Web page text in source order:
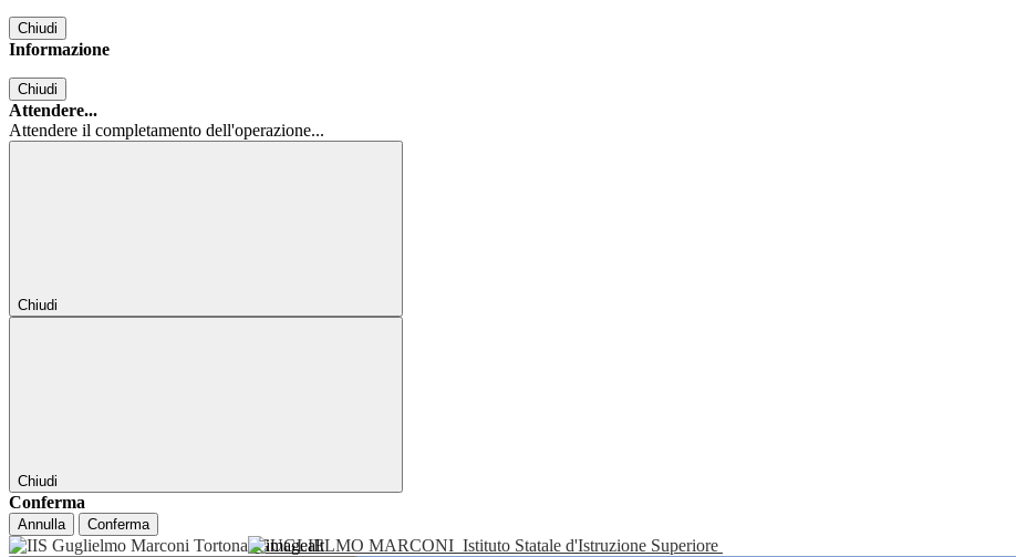
Chiudi
Informazione
Chiudi
Attendere...
Attendere il completamento dell'operazione...
Chiudi
Chiudi
Conferma
Annulla Conferma
GUGLIELMO MARCONI Istituto Statale d'Istruzione Superiore